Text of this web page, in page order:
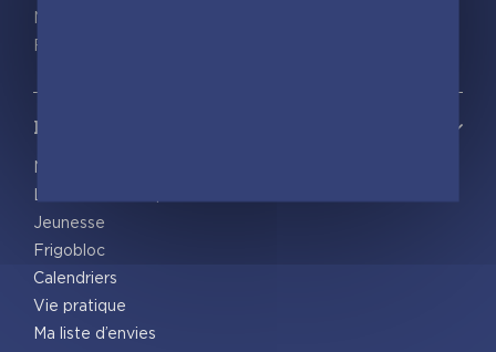
Nous contacter
Foreign rights
Notre catalogue
Nos nouveautés
Jeunesse
Frigobloc
Calendriers
Vie pratique
Ma liste d’envies